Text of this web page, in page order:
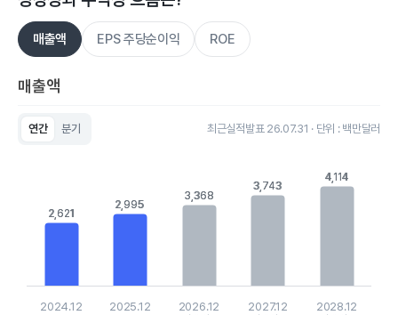
매출액 EPS 주당순이익 ROE
매출액
연간 분기 최근실적발표 26.07.31 · 단위 : 백만달러
The chart has 1 X axis displaying categories.
The chart has 1 Y axis displaying values. Data ranges from
2,621
2,621
2,995
2,995
3,368
3,368
3,743
3,743
4,114
4,114
2024.12 2025.12 2026.12 2027.12 2028.12